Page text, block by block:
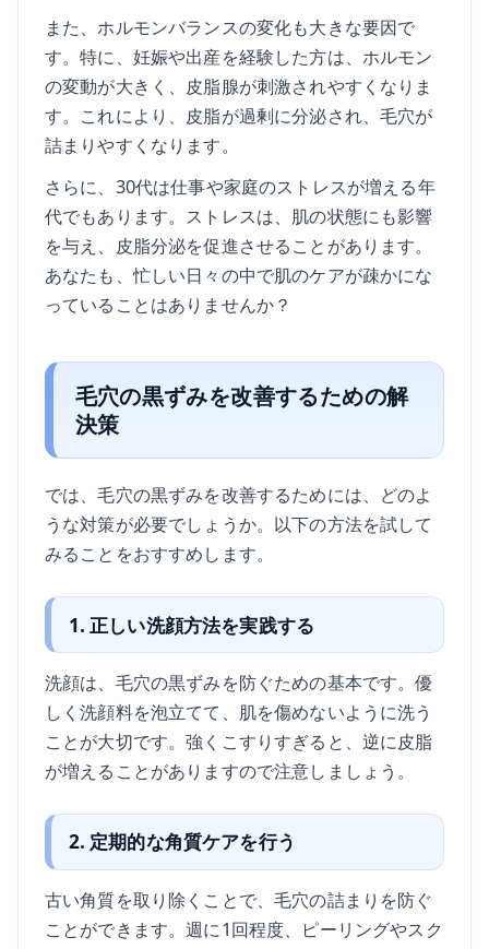
また、ホルモンバランスの変化も大きな要因で
す。特に、妊娠や出産を経験した方は、ホルモン
の変動が大きく、皮脂腺が刺激されやすくなりま
す。これにより、皮脂が過剰に分泌され、毛穴が
詰まりやすくなります。
さらに、30代は仕事や家庭のストレスが増える年
代でもあります。ストレスは、肌の状態にも影響
を与え、皮脂分泌を促進させることがあります。
あなたも、忙しい日々の中で肌のケアが疎かにな
っていることはありませんか？
毛穴の黒ずみを改善するための解
決策
では、毛穴の黒ずみを改善するためには、どのよ
うな対策が必要でしょうか。以下の方法を試して
みることをおすすめします。
1. 正しい洗顔方法を実践する
洗顔は、毛穴の黒ずみを防ぐための基本です。優
しく洗顔料を泡立てて、肌を傷めないように洗う
ことが大切です。強くこすりすぎると、逆に皮脂
が増えることがありますので注意しましょう。
2. 定期的な角質ケアを行う
古い角質を取り除くことで、毛穴の詰まりを防ぐ
ことができます。週に1回程度、ピーリングやスク